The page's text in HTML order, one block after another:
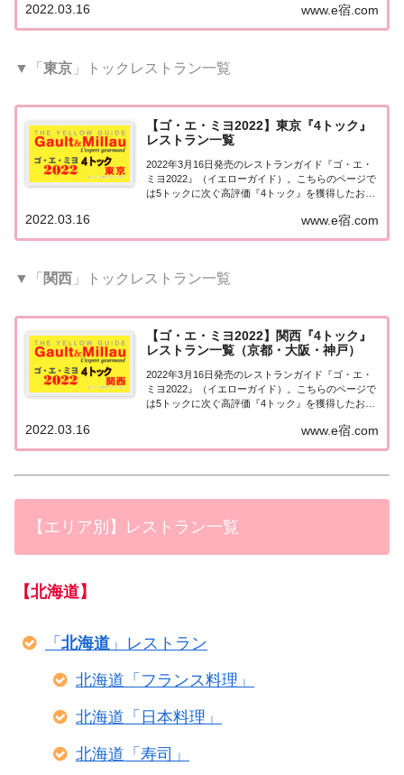
エミヨ2022『4トック』ゴ・エ・ミヨ2022で『4トッ
ク』を獲得したお店は44軒。...
www.e宿.com
2022.03.16
▼「 東京 」トックレストラン一覧
【ゴ・エ・ミヨ2022】東京『4トック』
レストラン一覧
2022年3月16日発売のレストランガイド『ゴ・エ・
ミヨ2022』（イエローガイド）。こちらのページで
は5トックに次ぐ高評価『4トック』を獲得したお店
ついて一覧にまとめました。ゴエミヨ2022『4トッ
ク』東京関東「東京エリア」で「ゴ・...
www.e宿.com
2022.03.16
▼「 関西 」トックレストラン一覧
【ゴ・エ・ミヨ2022】関西『4トック』
レストラン一覧（京都・大阪・神戸）
2022年3月16日発売のレストランガイド『ゴ・エ・
ミヨ2022』（イエローガイド）。こちらのページで
は5トックに次ぐ高評価『4トック』を獲得したお店
都・大阪・兵庫 神戸）について一覧にまとめまし
た。ゴエミヨ2022関西『4トック』ゴエ...
www.e宿.com
2022.03.16
【エリア別】レストラン一覧
【北海道】
「 北海道 」レストラン
北海道「フランス料理」
北海道「日本料理」
北海道「寿司」